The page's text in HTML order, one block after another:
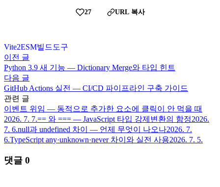
27 URL 복사
Vite2ESM빌드 도구
이전 글
Python 3.9 새 기능 — Dictionary Merge와 타입 힌트
다음 글
GitHub Actions 실전 — CI/CD 파이프라인 구축 가이드
관련 글
이벤트 위임 — 동적으로 추가한 요소에 클릭이 안 먹을 때
2026. 7. 7.== 와 === — JavaScript 타입 강제변환의 함정2026.
7. 6.null과 undefined 차이 — 언제 무엇이 나오나2026. 7.
6.TypeScript any·unknown·never 차이와 실전 사용2026. 7. 5.
댓글 0